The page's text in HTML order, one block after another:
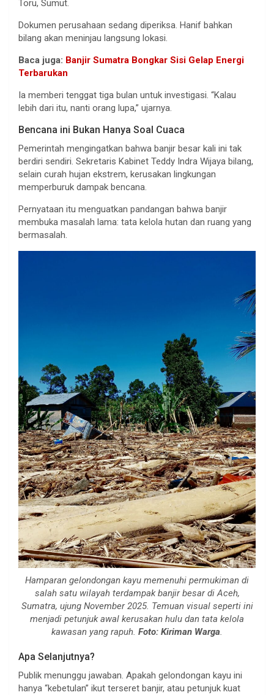
Toru, Sumut.
Dokumen perusahaan sedang diperiksa. Hanif bahkan
bilang akan meninjau langsung lokasi.
Baca juga: Banjir Sumatra Bongkar Sisi Gelap Energi
Terbarukan
Ia memberi tenggat tiga bulan untuk investigasi. “Kalau
lebih dari itu, nanti orang lupa,” ujarnya.
Bencana ini Bukan Hanya Soal Cuaca
Pemerintah mengingatkan bahwa banjir besar kali ini tak
berdiri sendiri. Sekretaris Kabinet Teddy Indra Wijaya bilang,
selain curah hujan ekstrem, kerusakan lingkungan
memperburuk dampak bencana.
Pernyataan itu menguatkan pandangan bahwa banjir
membuka masalah lama: tata kelola hutan dan ruang yang
bermasalah.
Hamparan gelondongan kayu memenuhi permukiman di
salah satu wilayah terdampak banjir besar di Aceh,
Sumatra, ujung November 2025. Temuan visual seperti ini
menjadi petunjuk awal kerusakan hulu dan tata kelola
kawasan yang rapuh. Foto: Kiriman Warga.
Apa Selanjutnya?
Publik menunggu jawaban. Apakah gelondongan kayu ini
hanya “kebetulan” ikut terseret banjir, atau petunjuk kuat